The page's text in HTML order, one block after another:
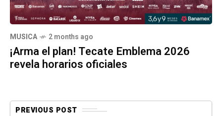
MUSICA 2 months ago
¡Arma el plan! Tecate Emblema 2026
revela horarios oficiales
PREVIOUS POST